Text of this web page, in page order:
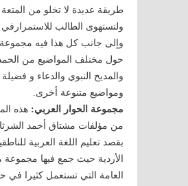
طريقة عديدة لا تخلو من
ولتستهوى الطالب للاستمرارفي
وإلى جانب كل هذا فيه مجموعة
حول مختلف المواضيع من الحمد
والمديح النبوي والدعاء و فضيلة
ومواضيع متنوعة أخرى.
مجموعة الحوار العربي: هذه
من مؤلفات مشتاق أحمد
بقصد تعليم اللغة العربية
الأردية حيث جمع فيها
العامة التي تستعمل كثيرا في